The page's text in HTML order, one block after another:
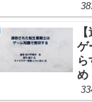
ゲ
ら